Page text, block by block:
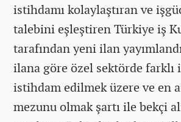
istihdamı kolaylaştıran ve
talebini eşleştiren Türkiye iş
tarafından yeni ilan
ilana göre özel sektörde farklı
istihdam edilmek üzere ve en
mezunu olmak şartı ile bekçi